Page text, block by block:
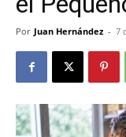
Por Juan Hernández - 7